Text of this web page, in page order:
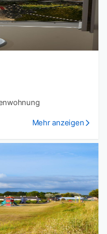
Mehr anzeigen